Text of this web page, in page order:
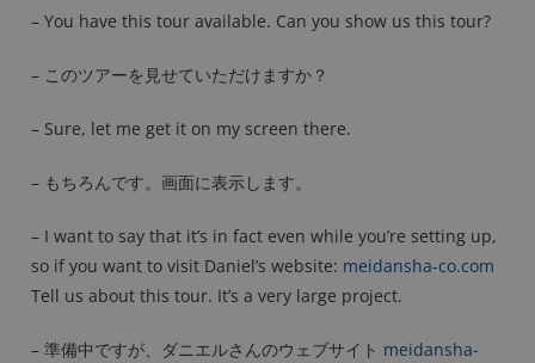
– You have this tour available. Can you show us this tour?
– このツアーを見せていただけますか？
– Sure, let me get it on my screen there.
– もちろんです。画面に表示します。
– I want to say that it’s in fact even while you’re setting up,
so if you want to visit Daniel’s website: meidansha-co.com
Tell us about this tour. It’s a very large project.
– 準備中ですが、ダニエルさんのウェブサイト meidansha-